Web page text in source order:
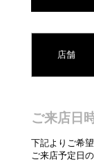
店舗
ご来店日
下記よりご希
ご来店予定日